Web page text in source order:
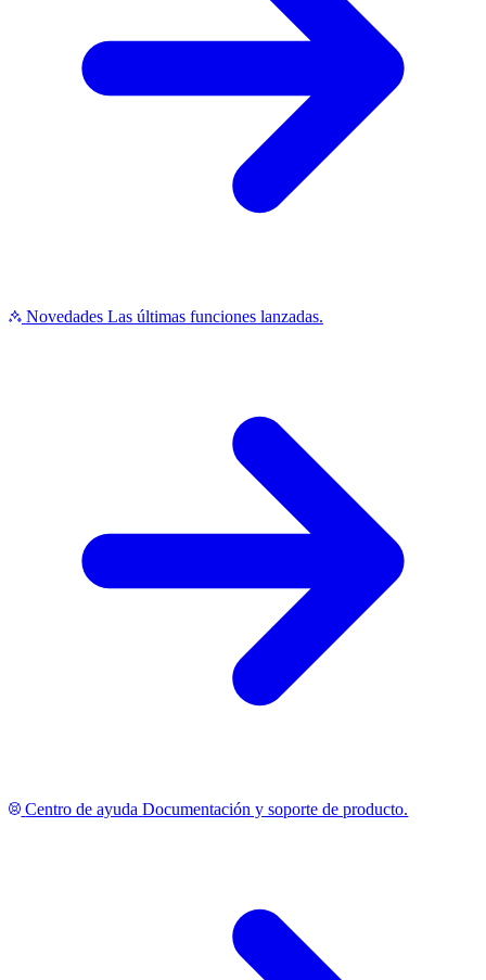
Novedades Las últimas funciones lanzadas.
Centro de ayuda Documentación y soporte de producto.